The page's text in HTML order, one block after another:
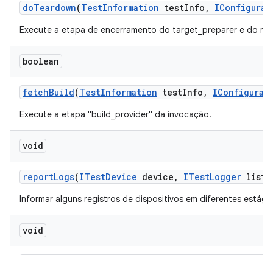
doTeardown(TestInformation testInfo ,
Execute a etapa de encerramento do target_preparer e do
boolean
fetchBuild(TestInformation testInfo ,
Execute a etapa "build_provider" da invocação.
void
reportLogs(ITestDevice device , ITestLogger
Informar alguns registros de dispositivos em diferentes
void